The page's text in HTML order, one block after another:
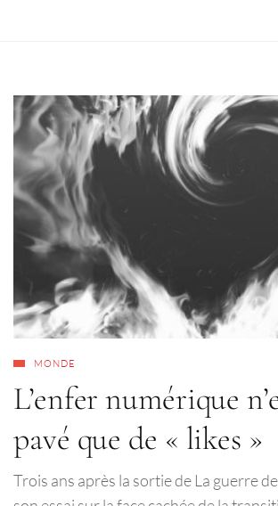
MONDE
L’enfer numérique
pavé que de « likes »
Trois ans après la sortie de La guerre